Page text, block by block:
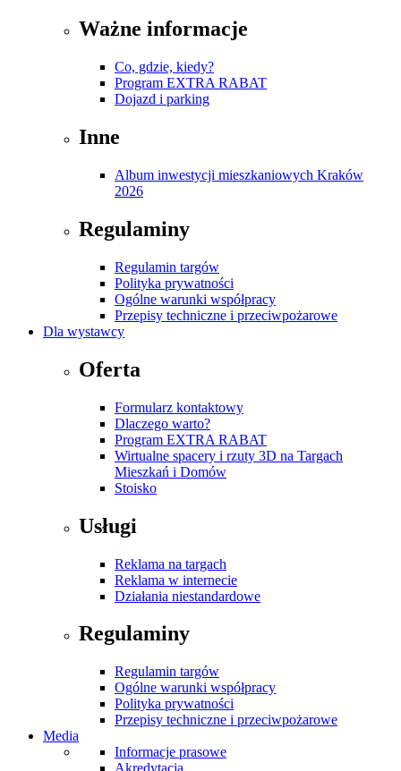
Ważne informacje
Co, gdzie, kiedy?
Program EXTRA RABAT
Dojazd i parking
Inne
Album inwestycji mieszkaniowych Kraków
2026
Regulaminy
Regulamin targów
Polityka prywatności
Ogólne warunki współpracy
Przepisy techniczne i przeciwpożarowe
Dla wystawcy
Oferta
Formularz kontaktowy
Dlaczego warto?
Program EXTRA RABAT
Wirtualne spacery i rzuty 3D na Targach
Mieszkań i Domów
Stoisko
Usługi
Reklama na targach
Reklama w internecie
Działania niestandardowe
Regulaminy
Regulamin targów
Ogólne warunki współpracy
Polityka prywatności
Przepisy techniczne i przeciwpożarowe
Media
Informacje prasowe